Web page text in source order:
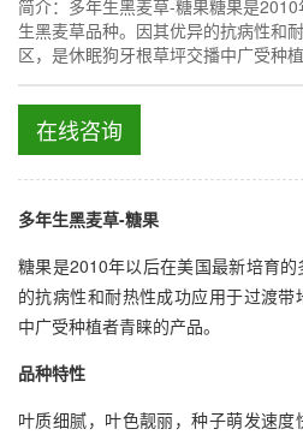
简介：多年生黑麦草-糖果糖果是
生黑麦草品种。因其优异的抗病性和
区，是休眠狗牙根草坪交播中广受种
在线咨询
多年生黑麦草-糖果
糖果是2010年以后在美国最新培育
的抗病性和耐热性成功应用于过渡
中广受种植者青睐的产品。
品种特性
叶质细腻，叶色靓丽，种子萌发速